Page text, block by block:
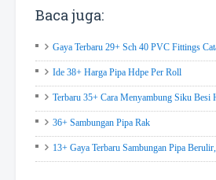
Baca juga:
Gaya Terbaru 29+ Sch 40 PVC Fittings
Ide 38+ Harga Pipa Hdpe Per Roll
Terbaru 35+ Cara Menyambung Siku Besi
36+ Sambungan Pipa Rak
13+ Gaya Terbaru Sambungan Pipa